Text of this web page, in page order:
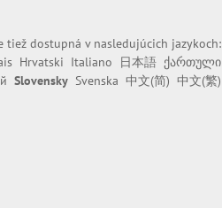
tiež dostupná v nasledujúcich jazykoch:
Hrvatski Italiano 日本語 ქართული
Slovensky Svenska 中文(简) 中文(繁)